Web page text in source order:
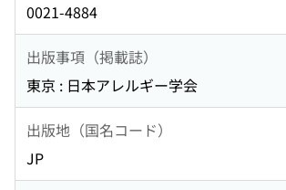
0021-4884
出版事項（掲載誌）
東京 : 日本アレルギー学会
出版地（国名コード）
JP